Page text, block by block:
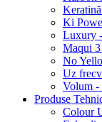
Ki
Luxury
Maqui 3
No
Uz
Volum -
Produse
Colour